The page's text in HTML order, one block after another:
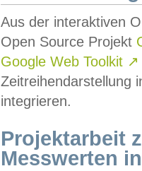
Aus der interaktiven
Open Source Projekt
Google Web Toolkit ↗
Zeitreihendarstellung
integrieren.
Projektarbeit
Messwerten